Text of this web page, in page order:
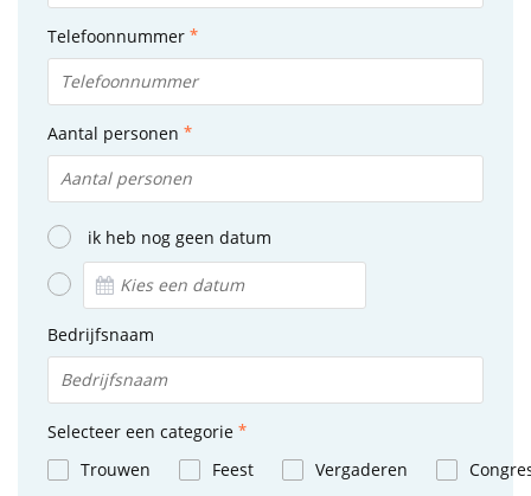
Telefoonnummer
Aantal personen
ik heb nog geen datum
Bedrijfsnaam
Selecteer een categorie
Trouwen
Feest Vergaderen